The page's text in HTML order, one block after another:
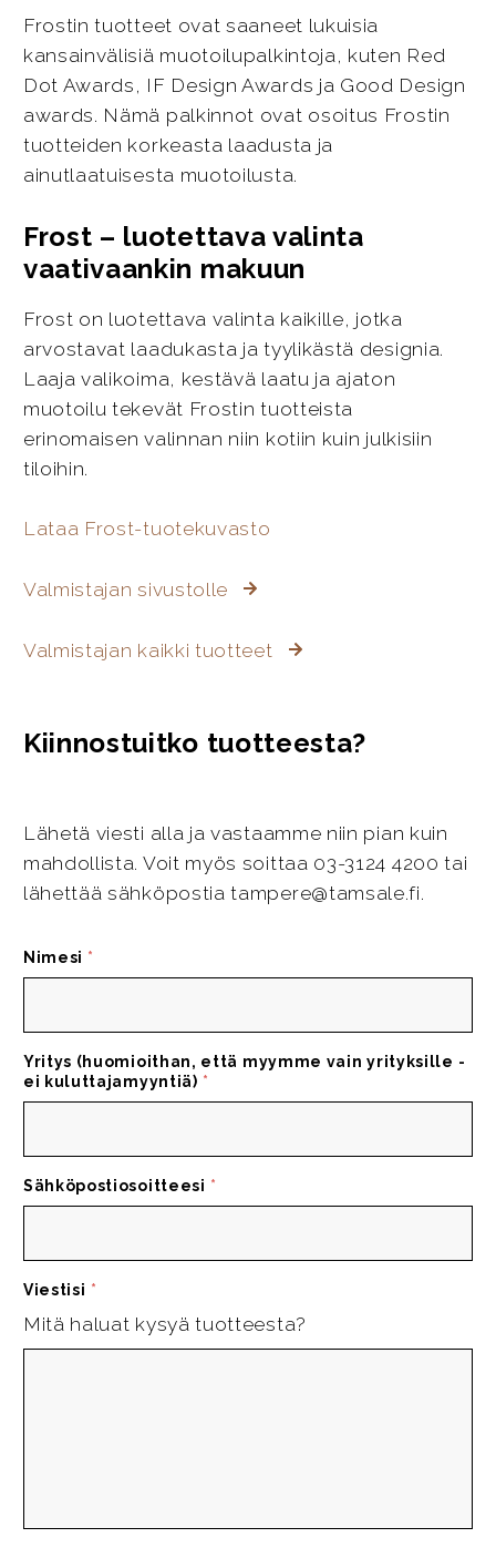
Frostin tuotteet ovat saaneet lukuisia
kansainvälisiä muotoilupalkintoja, kuten Red
Dot Awards, IF Design Awards ja Good Design
awards. Nämä palkinnot ovat osoitus Frostin
tuotteiden korkeasta laadusta ja
ainutlaatuisesta muotoilusta.
Frost – luotettava valinta
vaativaankin makuun
Frost on luotettava valinta kaikille, jotka
arvostavat laadukasta ja tyylikästä designia.
Laaja valikoima, kestävä laatu ja ajaton
muotoilu tekevät Frostin tuotteista
erinomaisen valinnan niin kotiin kuin julkisiin
tiloihin.
Lataa Frost-tuotekuvasto
Valmistajan sivustolle
Valmistajan kaikki tuotteet
Kiinnostuitko tuotteesta?
Lähetä viesti alla ja vastaamme niin pian kuin
mahdollista. Voit myös soittaa 03-3124 4200 tai
lähettää sähköpostia tampere@tamsale.fi.
Nimesi *
Yritys (huomioithan, että myymme vain yrityksille -
ei kuluttajamyyntiä) *
Sähköpostiosoitteesi *
Viestisi *
Mitä haluat kysyä tuotteesta?